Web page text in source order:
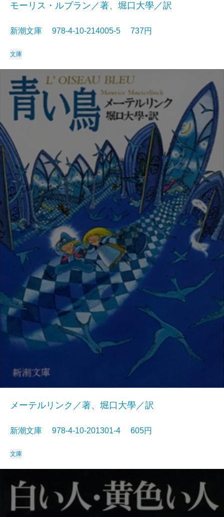
モーリス・ルブラン／著、堀口大學／訳
新潮文庫 978-4-10-214005-5 737円
文庫
メーテルリンク／著、堀口大學／訳
新潮文庫 978-4-10-201301-4 605円
文庫